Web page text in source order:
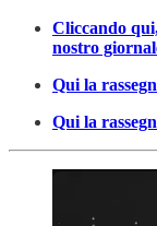
Cliccando
nostro
Qui la
Qui la